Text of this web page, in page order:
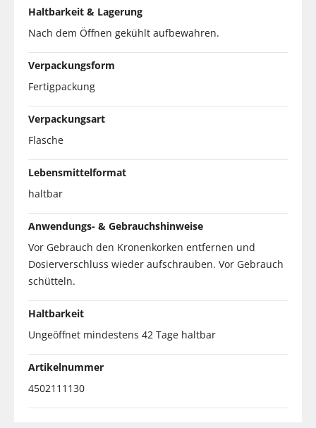
Haltbarkeit & Lagerung
Nach dem Öffnen gekühlt aufbewahren.
Verpackungsform
Fertigpackung
Verpackungsart
Flasche
Lebensmittelformat
haltbar
Anwendungs- & Gebrauchshinweise
Vor Gebrauch den Kronenkorken entfernen und
Dosierverschluss wieder aufschrauben. Vor Gebrauch
schütteln.
Haltbarkeit
Ungeöffnet mindestens 42 Tage haltbar
Artikelnummer
4502111130